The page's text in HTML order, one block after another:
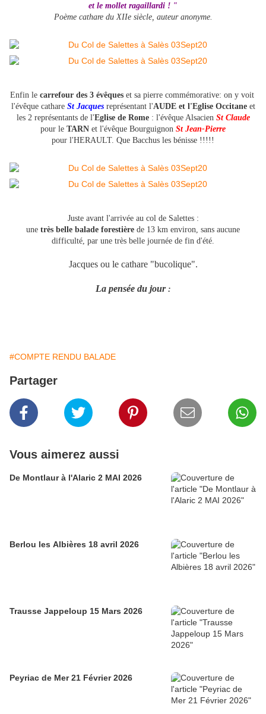
et le mollet ragaillardi ! "
Poème cathare du XIIe siècle, auteur anonyme.
Enfin le carrefour des 3 évêques et sa pierre commémorative: on y voit
l'évêque cathare St Jacquesreprésentant l'AUDE et l'Eglise Occitane et
les 2 représentants de l'Eglise de Rome : l'évêque Alsacien St Claude
pour le TARN et l'évêque Bourguignon St Jean-Pierre
pour l'HERAULT. Que Bacchus les bénisse !!!!!
Juste avant l'arrivée au col de Salettes :
une très belle balade forestière de 13 km environ, sans aucune
difficulté, par une très belle journée de fin d'été.
Jacques ou le cathare "bucolique".
La pensée du jour :
#COMPTE RENDU BALADE
Partager
Vous aimerez aussi
De Montlaur à l'Alaric 2 MAI 2026
Berlou les Albières 18 avril 2026
Trausse Jappeloup 15 Mars 2026
Peyriac de Mer 21 Février 2026